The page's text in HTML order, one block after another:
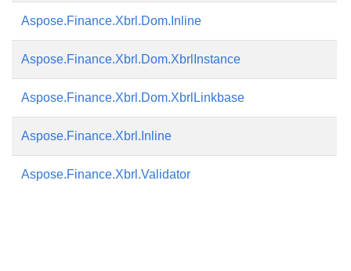
Aspose.Finance.Xbrl.Dom.Inline
Aspose.Finance.Xbrl.Dom.XbrlInstance
Aspose.Finance.Xbrl.Dom.XbrlLinkbase
Aspose.Finance.Xbrl.Inline
Aspose.Finance.Xbrl.Validator